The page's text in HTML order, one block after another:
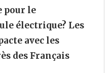
pour le
électrique? Les
avec les
des Français